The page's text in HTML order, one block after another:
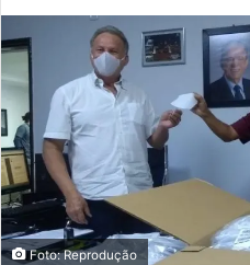
Foto: Reprodução